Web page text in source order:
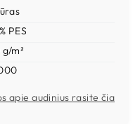
PES
m²
apie audinius rasite čia